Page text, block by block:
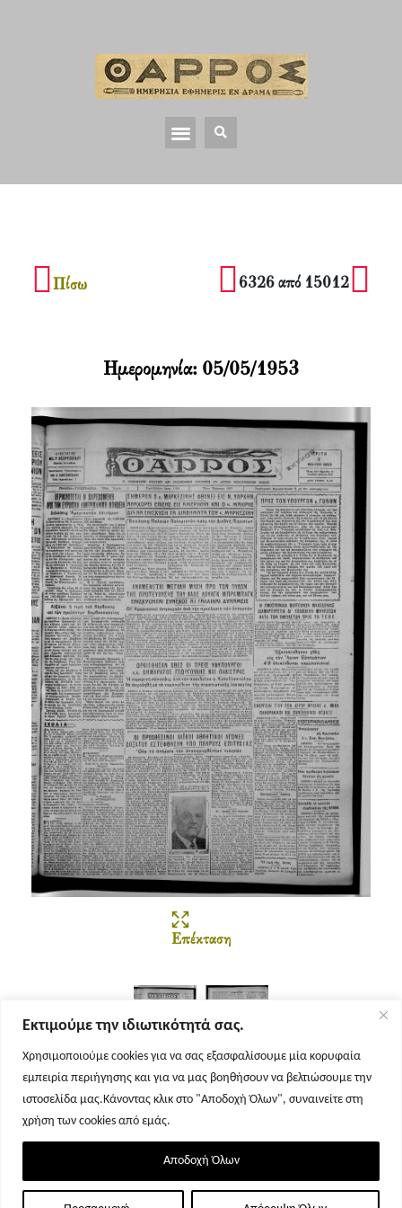
Εκτιμούμε την ιδιωτικότητά σας.
Χρησιμοποιούμε cookies για να σας εξασφαλίσουμε μία κορυφαία
εμπειρία περιήγησης και για να μας βοηθήσουν να βελτιώσουμε την
ιστοσελίδα μας.Κάνοντας κλικ στο "Αποδοχή Όλων", συναινείτε στη
χρήση των cookies από εμάς.
Αποδοχή Όλων
Πίσω 6326 από 15012
Επέκταση
Σελίδα 1 Σελίδα 2
Ημερομηνία: 05/05/1953